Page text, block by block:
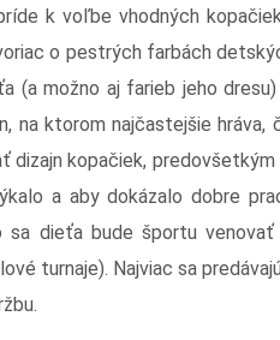
k voľbe vhodných
o pestrých farbách
(a možno aj farieb jeho
na ktorom najčastejšie hráva,
dizajn kopačiek,
a aby dokázalo dobre
sa dieťa bude športu venovať
turnaje). Najviac sa